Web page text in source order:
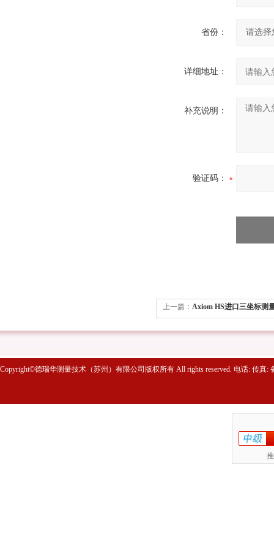
省份：
详细地址：
补充说明：
验证码：
上一篇： Axiom HS进口三坐标测
Copyright©德瑞华测量技术（苏州）有限公司版权所有 All rights reserved. 电话: 传真: